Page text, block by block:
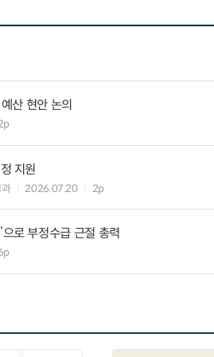
산 현안 논의
지원
2026.07.20 2p
로 부정수급 근절 총력